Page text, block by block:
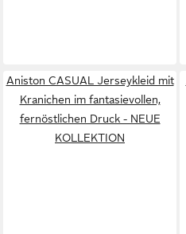
Aniston CASUAL Jerseykleid mit
Kranichen im fantasievollen,
fernöstlichen Druck - NEUE
KOLLEKTION